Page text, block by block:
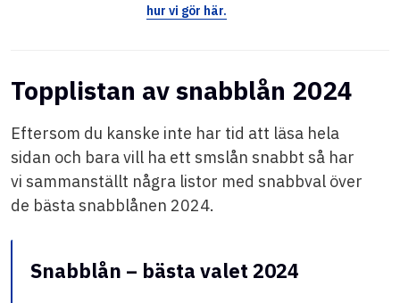
hur vi gör här.
Topplistan av snabblån 2024
Eftersom du kanske inte har tid att läsa hela
sidan och bara vill ha ett smslån snabbt så har
vi sammanställt några listor med snabbval över
de bästa snabblånen 2024.
Snabblån – bästa valet 2024